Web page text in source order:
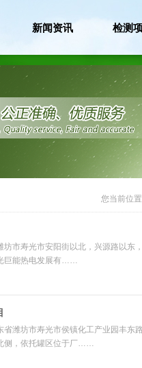
新闻资讯 检测
您当前位置
市寿光市安阳街以北，兴源路以东
巨能热电发展有……
潍坊市寿光市侯镇化工产业园丰东
侧，依托罐区位于厂……